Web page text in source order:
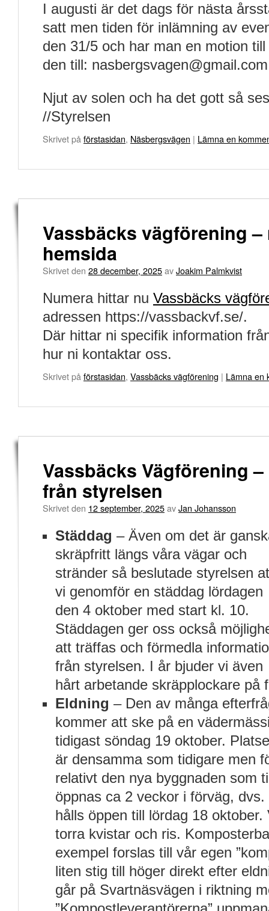
I augusti är det dags för nästa
satt men tiden för inlämning av
den 31/5 och har man en motion
den till: nasbergsvagen@gmail.com
Njut av solen och ha det gott så
//Styrelsen
Skrivet på förstasidan, Näsbergsvägen | Lämna en
Vassbäcks vägförening –
hemsida
Skrivet den 28 december, 2025avJoakim Palmkvist
Numera hittar nu Vassbäcks
adressen https://vassbackvf.se/.
Där hittar ni specifik information
hur ni kontaktar oss.
Skrivet på förstasidan, Vassbäcks vägförening | Lämna en
Vassbäcks Vägförening
från styrelsen
Skrivet den 12 september, 2025avJan Johansson
Städdag – Även om det är
skräpfritt längs våra vägar och
stränder så beslutade styrelsen
vi genomför en städdag lördagen
den 4 oktober med start kl. 10.
Städdagen ger oss också
att träffas och förmedla
från styrelsen. I år bjuder vi även
hårt arbetande skräpplockare på
Eldning – Den av många
kommer att ske på en
tidigast söndag 19 oktober.
är densamma som tidigare men
relativt den nya byggnaden som
öppnas ca 2 veckor i förväg,
hålls öppen till lördag 18
torra kvistar och ris.
exempel forslas till vår egen
liten stig till höger direkt efter
går på Svartnäsvägen i riktning